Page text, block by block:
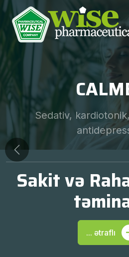
Sedativ,
Sakit və
... ətraflı
Previous